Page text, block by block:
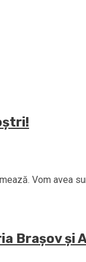
Vom avea
Brașov și